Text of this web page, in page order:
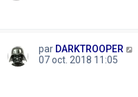
par DARKTROOPER
07 oct. 2018 11:05